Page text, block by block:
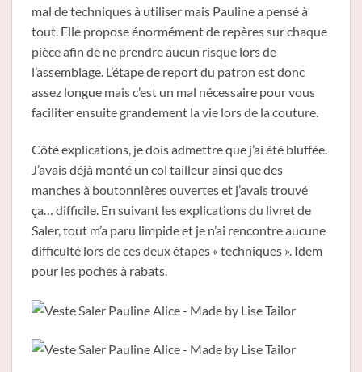
mal de techniques à utiliser mais Pauline a pensé à
tout. Elle propose énormément de repères sur chaque
pièce afin de ne prendre aucun risque lors de
l’assemblage. L’étape de report du patron est donc
assez longue mais c’est un mal nécessaire pour vous
faciliter ensuite grandement la vie lors de la couture.
Côté explications, je dois admettre que j’ai été bluffée.
J’avais déjà monté un col tailleur ainsi que des
manches à boutonnières ouvertes et j’avais trouvé
ça… difficile. En suivant les explications du livret de
Saler, tout m’a paru limpide et je n’ai rencontre aucune
difficulté lors de ces deux étapes « techniques ». Idem
pour les poches à rabats.